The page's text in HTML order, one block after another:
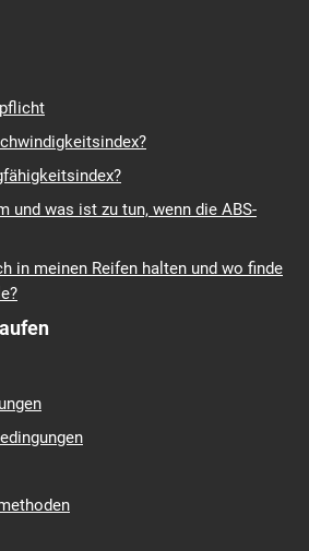
und was ist zu tun, wenn die ABS-
in meinen Reifen halten und wo finde